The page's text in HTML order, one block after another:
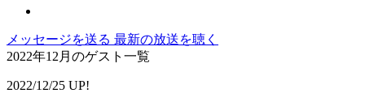
メッセージを送る 最新の放送を聴く
2022年12月のゲスト一覧
2022/12/25 UP!